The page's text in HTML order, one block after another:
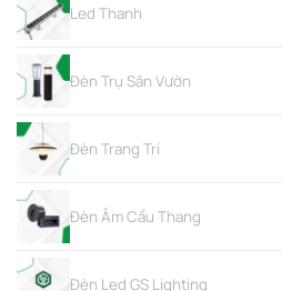
Led Thanh
Đèn Trụ Sân Vườn
Đèn Trang Trí
Đèn Âm Cầu Thang
Đèn Led GS Lighting